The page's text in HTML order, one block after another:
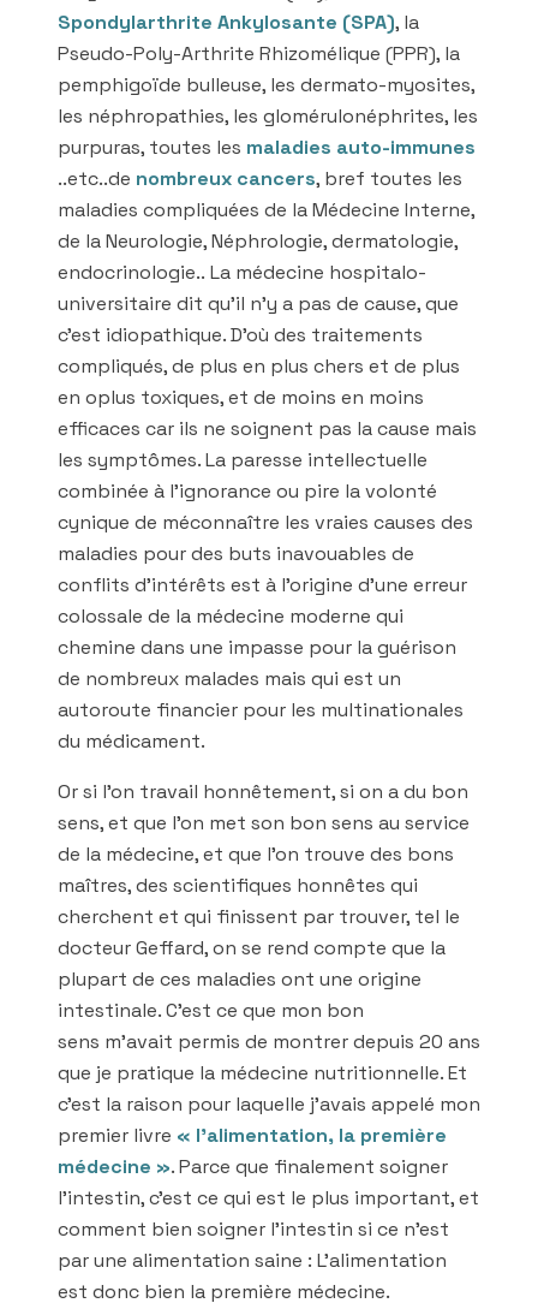
Spondylarthrite Ankylosante (SPA), la
Pseudo-Poly-Arthrite Rhizomélique (PPR), la
pemphigoïde bulleuse, les dermato-myosites,
les néphropathies, les glomérulonéphrites, les
purpuras, toutes les maladies auto-immunes
..etc..de nombreux cancers, bref toutes les
maladies compliquées de la Médecine Interne,
de la Neurologie, Néphrologie, dermatologie,
endocrinologie.. La médecine hospitalo-
universitaire dit qu’il n’y a pas de cause, que
c’est idiopathique. D’où des traitements
compliqués, de plus en plus chers et de plus
en oplus toxiques, et de moins en moins
efficaces car ils ne soignent pas la cause mais
les symptômes. La paresse intellectuelle
combinée à l’ignorance ou pire la volonté
cynique de méconnaître les vraies causes des
maladies pour des buts inavouables de
conflits d’intérêts est à l’origine d’une erreur
colossale de la médecine moderne qui
chemine dans une impasse pour la guérison
de nombreux malades mais qui est un
autoroute financier pour les multinationales
du médicament.
Or si l’on travail honnêtement, si on a du bon
sens, et que l’on met son bon sens au service
de la médecine, et que l’on trouve des bons
maîtres, des scientifiques honnêtes qui
cherchent et qui finissent par trouver, tel le
docteur Geffard, on se rend compte que la
plupart de ces maladies ont une origine
intestinale. C’est ce que mon bon
sens m’avait permis de montrer depuis 20 ans
que je pratique la médecine nutritionnelle. Et
c’est la raison pour laquelle j’avais appelé mon
premier livre « l’alimentation, la première
médecine ». Parce que finalement soigner
l’intestin, c’est ce qui est le plus important, et
comment bien soigner l’intestin si ce n’est
par une alimentation saine : L’alimentation
est donc bien la première médecine.